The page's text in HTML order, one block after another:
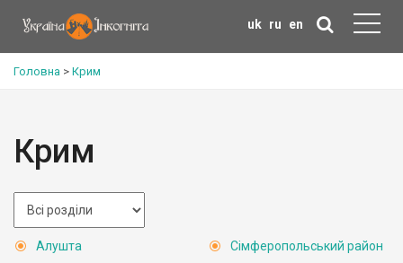
uk ru en
Головна > Крим
Крим
Алушта
Сімферопольський район